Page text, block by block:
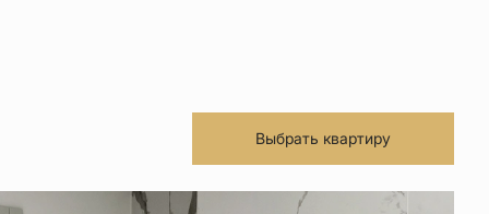
Выбрать квартиру